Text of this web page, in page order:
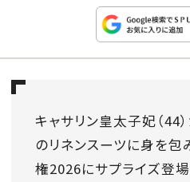
COLLECTION
WEDDING
FORTUNE
SDGs
キャサリン皇太子妃（44
のリネンスーツに身を包
権2026にサプライズ登場